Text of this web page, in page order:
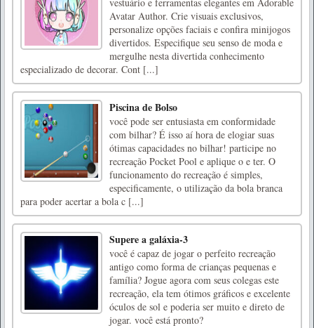
Avatar Author. Crie visuais exclusivos,
personalize opções faciais e confira minijogos
divertidos. Especifique seu senso de moda e
mergulhe nesta divertida conhecimento
especializado de decorar. Cont [...]
Piscina de Bolso
você pode ser entusiasta em conformidade
com bilhar? É isso aí hora de elogiar suas
ótimas capacidades no bilhar! participe no
recreação Pocket Pool e aplique o e ter. O
funcionamento do recreação é simples,
especificamente, o utilização da bola branca
para poder acertar a bola c [...]
Supere a galáxia-3
você é capaz de jogar o perfeito recreação
antigo como forma de crianças pequenas e
família? Jogue agora com seus colegas este
recreação, ela tem ótimos gráficos e excelente
óculos de sol e poderia ser muito e direto de
jogar. você está pronto?